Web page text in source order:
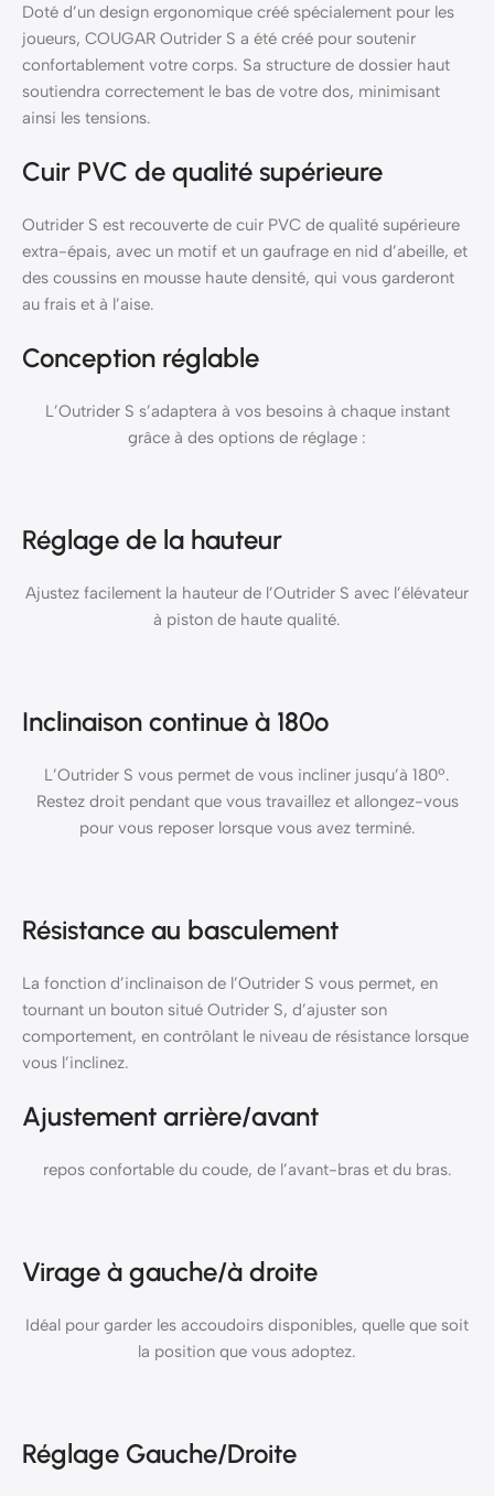
Doté d’un design ergonomique créé spécialement pour les
joueurs, COUGAR Outrider S a été créé pour soutenir
confortablement votre corps. Sa structure de dossier haut
soutiendra correctement le bas de votre dos, minimisant
ainsi les tensions.
Cuir PVC de qualité supérieure
Outrider S est recouverte de cuir PVC de qualité supérieure
extra-épais, avec un motif et un gaufrage en nid d’abeille, et
des coussins en mousse haute densité, qui vous garderont
au frais et à l’aise.
Conception réglable
L’Outrider S s’adaptera à vos besoins à chaque instant
grâce à des options de réglage :
Réglage de la hauteur
Ajustez facilement la hauteur de l’Outrider S avec l’élévateur
à piston de haute qualité.
Inclinaison continue à 180º
L’Outrider S vous permet de vous incliner jusqu’à 180º.
Restez droit pendant que vous travaillez et allongez-vous
pour vous reposer lorsque vous avez terminé.
Résistance au basculement
La fonction d’inclinaison de l’Outrider S vous permet, en
tournant un bouton situé Outrider S, d’ajuster son
comportement, en contrôlant le niveau de résistance lorsque
vous l’inclinez.
Ajustement arrière/avant
repos confortable du coude, de l’avant-bras et du bras.
Virage à gauche/à droite
Idéal pour garder les accoudoirs disponibles, quelle que soit
la position que vous adoptez.
Réglage Gauche/Droite